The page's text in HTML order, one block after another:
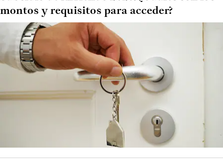
montos y requisitos para acceder?